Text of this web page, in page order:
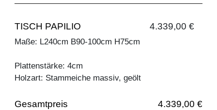
TISCH PAPILIO 4.339,00 €
Maße: L240cm B90-100cm H75cm
Plattenstärke: 4cm
Holzart: Stammeiche massiv, geölt
Gesamtpreis 4.339,00 €